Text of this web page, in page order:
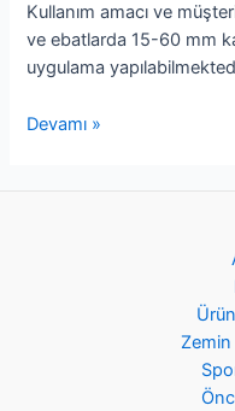
Kullanım amacı ve
ve ebatlarda 15-60 mm
uygulama
Devamı »